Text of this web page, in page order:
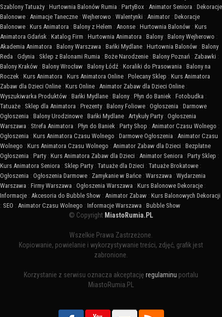
Szablony Tatuaży : Hurtownia Balonów Rumia : PartyBox : Animator Seniora : Dekoracje
Balonowe : Animacje Taneczne : Wejherowo : Walentynki : Animator : Dekoracje
Balonowe : Kurs Animatora : Balony z Helem : Anonse : Hurtownia Balonów : Kurs
Animatora Gdańsk : Katalog Firm : Hurtownia Animatora : Balony : Balony Wejherowo :
Akademia Animatora : Balony Warszawa : Bańki Mydlane : Hurtownia Balonów : Balony
Reda : Gdynia : Sklep z Balonami Rumia : Boże Narodzenie : Balony Poznań : Zabawki :
Balony Kraków : Balony Wrocław : Balony Łódź : Koraliki do Prasowania : Balony na
Roczek : Kurs Animatora : Kurs Animatora Online : Polecany Sklep : Kurs Animatora
Zabaw dla Dzieci Online : Kurs Online : Animator Zabaw dla Dzieci Online :
Wyszukiwarka Produktów : Bańki Mydlane : Balony : Płyn do Baniek : Fotobudka :
Tatuaże : Sklep dla Animatora : Prezenty : Balony Foliowe : Ogłoszenia : Darmowe
Ogłoszenia : Balony Urodzinowe : Bańki Mydlane : Artykuły Party : Ogłoszenia
Warszawa : Strefa Animatora : Płyn do Baniek : Party Shop : Animator Czasu Wolnego :
Ogłoszenia : Kurs Animatora Czasu Wolnego : Darmowe Ogłoszenia : Animator Czasu
Wolnego : Kurs Animatora Czasu Wolnego : Animator Zabaw dla Dzieci : Bezpłatne
Ogłoszenia : Party : Kurs Animatora Zabaw dla Dzieci : Animator Seniora : Party Sklep :
Kurs Animatora Seniora : Sklep Party : Tatuaże dla Dzieci : Tatuaże Brokatowe :
Ogłoszenia : Ogłoszenia Darmowe : Zamykanie w Bańce : Warszawa : Wydarzenia
Warszawa : Firmy Warszawa : Ogłoszenia Warszawa : Kurs Balonowe Dekoracje :
Informacje : Akcesoria do Bubble Show : Animator Zabaw : Kurs Balonowych Dekoracji
: SEO : Animator Czasu Wolnego : Informacje Warszawa : Bubble Show
© Copyright MiastoRumia.PL
Wszelkie Prawa Zastrzeżone.
Kopiowanie, powielanie i wykorzystywanie treści, zdjęć, grafik jest
zabronione.
Korzystanie z serwisu oznacza akceptację regulaminu portalu
MiastoRumia.PL